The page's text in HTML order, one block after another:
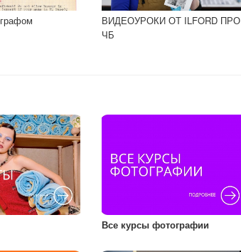
ВИДЕОУРОКИ ОТ ILFORD ПРО
ЧБ
Все курсы фотографии